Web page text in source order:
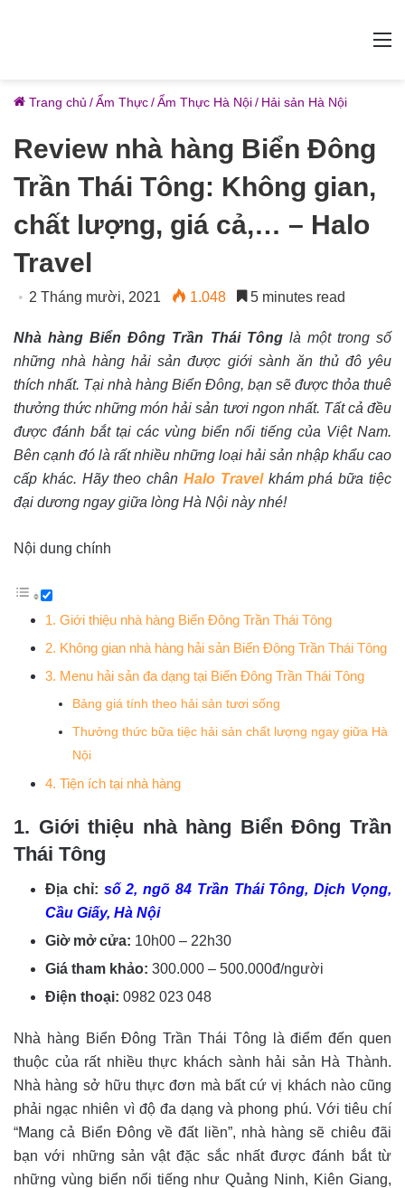
Trang chủ /Ẩm Thực/Ẩm Thực Hà Nội/ Hải sản Hà Nội
Review nhà hàng Biển Đông
Trần Thái Tông: Không gian,
chất lượng, giá cả,… – Halo
Travel
2 Tháng mười, 2021 1.048 5 minutes read
Nhà hàng Biển Đông Trần Thái Tônglà một trong số
những nhà hàng hải sản được giới sành ăn thủ đô yêu
thích nhất. Tại nhà hàng Biển Đông, bạn sẽ được thỏa thuê
thưởng thức những món hải sản tươi ngon nhất. Tất cả đều
được đánh bắt tại các vùng biển nổi tiếng của Việt Nam.
Bên cạnh đó là rất nhiều những loại hải sản nhập khẩu cao
cấp khác. Hãy theo chân Halo Travelkhám phá bữa tiệc
đại dương ngay giữa lòng Hà Nội này nhé!
Nội dung chính
1. Giới thiệu nhà hàng Biển Đông Trần Thái Tông
2. Không gian nhà hàng hải sản Biển Đông Trần Thái Tông
3. Menu hải sản đa dạng tại Biển Đông Trần Thái Tông
Bảng giá tính theo hải sản tươi sống
Thưởng thức bữa tiệc hải sản chất lượng ngay giữa Hà
Nội
4. Tiện ích tại nhà hàng
1. Giới thiệu nhà hàng Biển Đông Trần
Thái Tông
Địa chỉ: số 2, ngõ 84 Trần Thái Tông, Dịch Vọng,
Cầu Giấy, Hà Nội
Giờ mở cửa: 10h00 – 22h30
Giá tham khảo: 300.000 – 500.000đ/người
Điện thoại: 0982 023 048
Nhà hàng Biển Đông Trần Thái Tông là điểm đến quen
thuộc của rất nhiều thực khách sành hải sản Hà Thành.
Nhà hàng sở hữu thực đơn mà bất cứ vị khách nào cũng
phải ngạc nhiên vì độ đa dạng và phong phú. Với tiêu chí
“Mang cả Biển Đông về đất liền”, nhà hàng sẽ chiêu đãi
bạn với những sản vật đặc sắc nhất được đánh bắt từ
những vùng biển nổi tiếng nhưQuảng Ninh, Kiên Giang,